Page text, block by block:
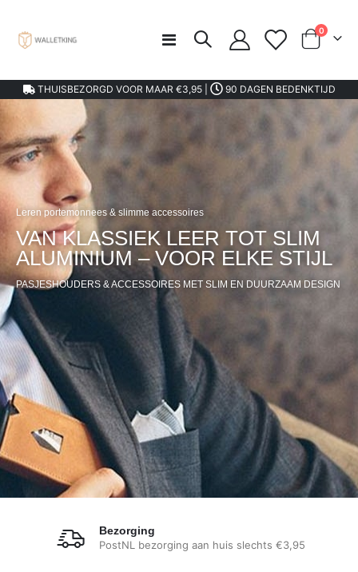
Toggle
0
THUISBEZORGD VOOR MAAR €3,95 | 90 DAGEN BEDENKTIJD
Leren portemonnees & slimme accessoires
VAN KLASSIEK LEER TOT SLIM
ALUMINIUM – VOOR ELKE STIJL
PASJESHOUDERS & ACCESSOIRES MET SLIM EN DUURZAAM DESIGN
Bezorging
PostNL bezorging aan huis slechts €3,95